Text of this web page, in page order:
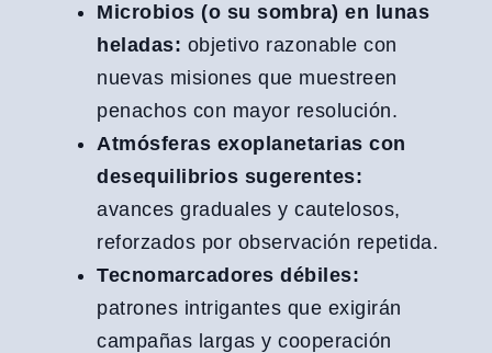
Microbios (o su sombra) en lunas
heladas: objetivo razonable con
nuevas misiones que muestreen
penachos con mayor resolución.
Atmósferas exoplanetarias con
desequilibrios sugerentes:
avances graduales y cautelosos,
reforzados por observación repetida.
Tecnomarcadores débiles:
patrones intrigantes que exigirán
campañas largas y cooperación